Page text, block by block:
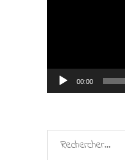
00:00
Rechercher :